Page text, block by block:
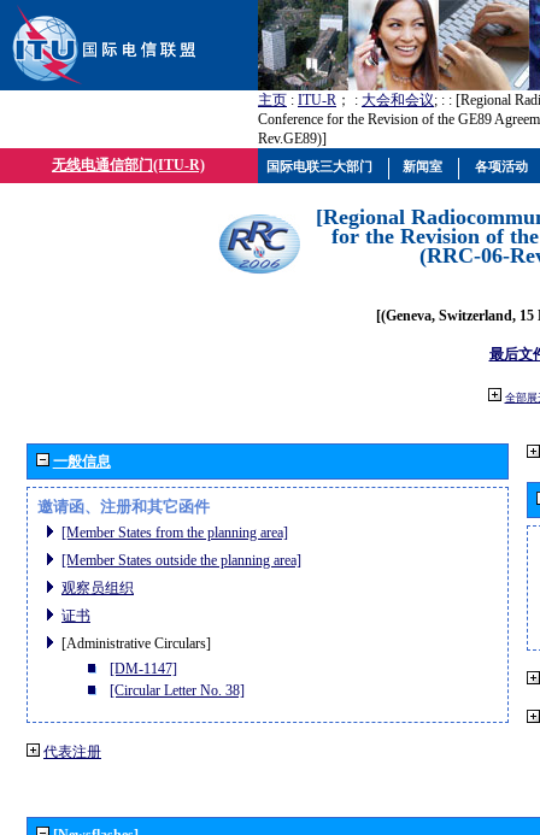
主页 : ITU-R ； : 大会和会议; : : [Regional
Conference for the Revision of the GE89
Rev.GE89)]
无线电通信部门(ITU-R)
[Regional
for the Revision of
(RRC-06-
[(Geneva, Switzerland, 15
最后文
全部展
一般信息
邀请函、注册和其它函件
[Member States from the planning area]
[Member States outside the planning area]
观察员组织
证书
[Administrative Circulars]
[DM-1147]
[Circular Letter No. 38]
代表注册
国际电联三大部门 新闻室 各项活动